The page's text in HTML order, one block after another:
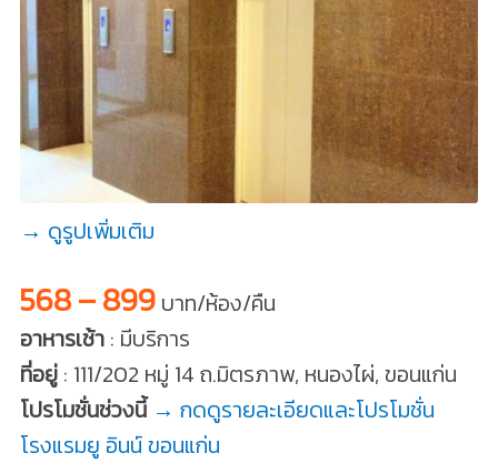
→ ดูรูปเพิ่มเติม
568 – 899บาท/ห้อง/คืน
อาหารเช้า: มีบริการ
ที่อยู่: 111/202 หมู่ 14 ถ.มิตรภาพ, หนองไผ่, ขอนแก่น
โปรโมชั่นช่วงนี้ → กดดูรายละเอียดและโปรโมชั่น
โรงแรมยู อินน์ ขอนแก่น